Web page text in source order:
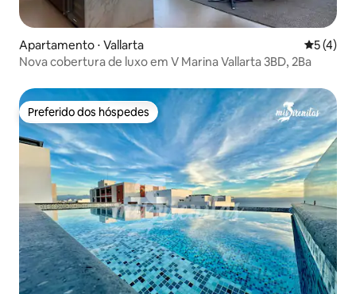
Apartamento ⋅ Vallarta 5 de
5 (4)
Nova cobertura de luxo em V Marina Vallarta 3BD, 2Ba
Preferido dos hóspedes
Preferido dos hóspedes